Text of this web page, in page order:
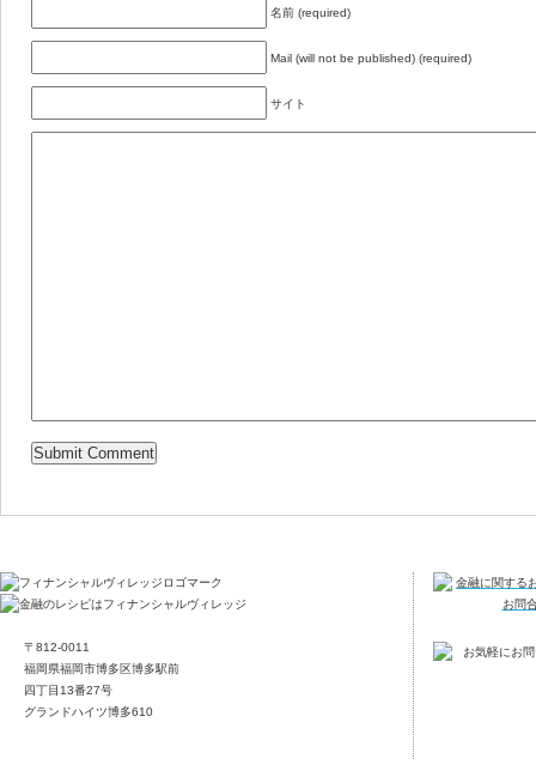
名前 (required)
Mail (will not be published) (required)
サイト
〒812-0011
福岡県福岡市博多区博多駅前
四丁目13番27号
グランドハイツ博多610